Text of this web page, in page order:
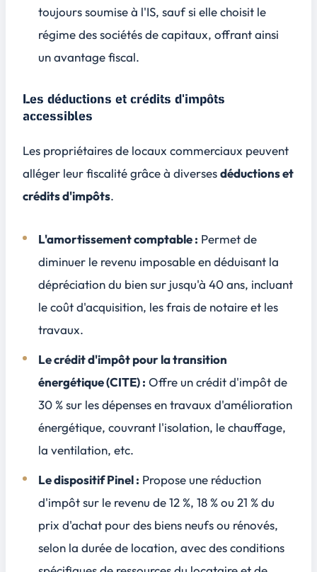
toujours soumise à l'IS, sauf si elle choisit le
régime des sociétés de capitaux, offrant ainsi
un avantage fiscal.
Les déductions et crédits d'impôts
accessibles
Les propriétaires de locaux commerciaux peuvent
alléger leur fiscalité grâce à diversesdéductions et
crédits d'impôts.
L'amortissement comptable : Permet de
diminuer le revenu imposable en déduisant la
dépréciation du bien sur jusqu'à 40 ans, incluant
le coût d'acquisition, les frais de notaire et les
travaux.
Le crédit d'impôt pour la transition
énergétique (CITE) : Offre un crédit d'impôt de
30 % sur les dépenses en travaux d'amélioration
énergétique, couvrant l'isolation, le chauffage,
la ventilation, etc.
Le dispositif Pinel : Propose une réduction
d'impôt sur le revenu de 12 %, 18 % ou 21 % du
prix d'achat pour des biens neufs ou rénovés,
selon la durée de location, avec des conditions